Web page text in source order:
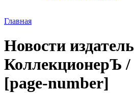
Главная
Новости
КоллекционерЪ
[page-number]